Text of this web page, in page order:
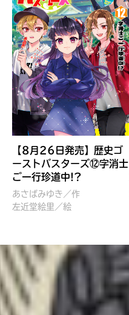
ぼくたちのマインクラフト
冒険記 エンチャント剣
VS暴走モブ
営委員会／協力
【8月26日発売】歴史ゴ
ーストバスターズ⑫字消士
ご一行珍道中!?
あさばみゆき／作
左近堂絵里／絵